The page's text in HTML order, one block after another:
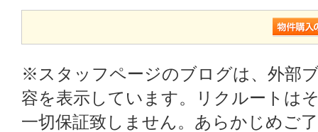
※スタッフページのブログは、外部
容を表示しています。リクルートは
一切保証致しません。あらかじめご